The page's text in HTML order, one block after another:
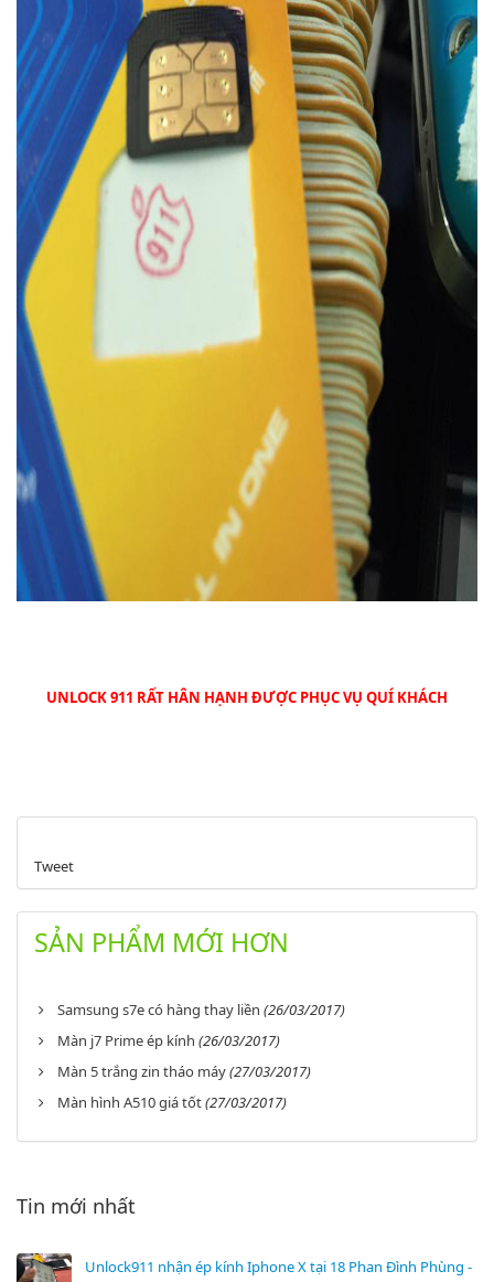
UNLOCK 911 RẤT HÂN HẠNH ĐƯỢC PHỤC VỤ QUÍ KHÁCH
Tweet
SẢN PHẨM MỚI HƠN
Samsung s7e có hàng thay liền (26/03/2017)
Màn j7 Prime ép kính (26/03/2017)
Màn 5 trắng zin tháo máy(27/03/2017)
Màn hình A510 giá tốt(27/03/2017)
Tin mới nhất
Unlock911 nhận ép kính Iphone X tại 18 Phan Đình Phùng -